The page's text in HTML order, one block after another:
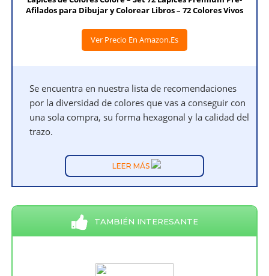
Afilados para Dibujar y Colorear Libros – 72 Colores Vivos
Ver Precio En Amazon.es
Se encuentra en nuestra lista de recomendaciones
por la diversidad de colores que vas a conseguir con
una sola compra, su forma hexagonal y la calidad del
trazo.
LEER MÁS
TAMBIÉN INTERESANTE